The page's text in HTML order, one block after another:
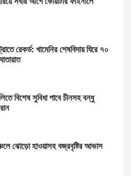
রেকর্ড: খামেনির শেষবিদায় ঘিরে ৭০
বিশেষ সুবিধা পাবে চীনসহ বন্ধু
ঝোড়ো হাওয়াসহ বজ্রবৃষ্টির আভাস